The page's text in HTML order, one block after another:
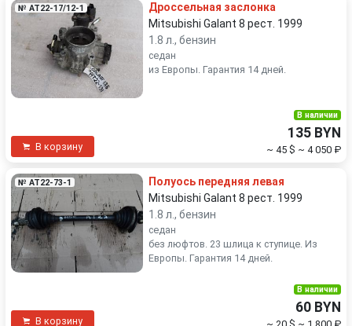
№ AT22-17/12-1
Дроссельная заслонка
Mitsubishi Galant 8 рест. 1999
1.8 л., бензин
седан
из Европы. Гарантия 14 дней.
В корзину
В наличии
135 BYN
~ 45 $ ~ 4 050 ₽
№ AT22-73-1
Полуось передняя левая
Mitsubishi Galant 8 рест. 1999
1.8 л., бензин
седан
без люфтов. 23 шлица к ступице. Из
Европы. Гарантия 14 дней.
В корзину
В наличии
60 BYN